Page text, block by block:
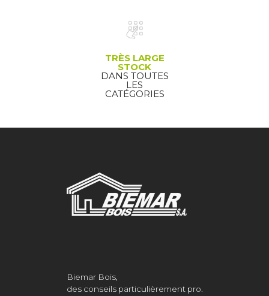
TRÈS LARGE
STOCK
DANS TOUTES
LES
CATÉGORIES
Biemar Bois,
des conseils particulièrement pro.